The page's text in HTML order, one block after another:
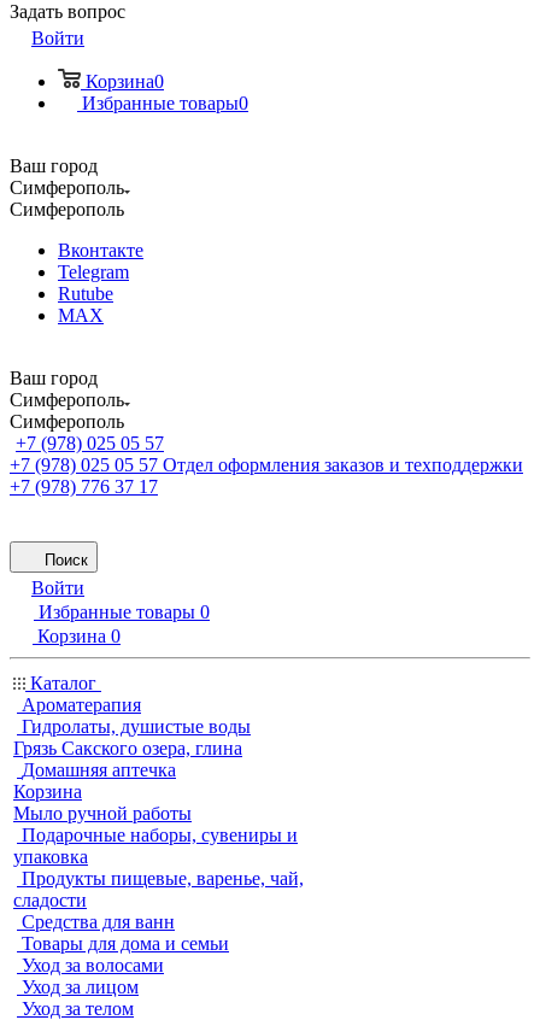
Задать вопрос
Войти
Корзина0
Избранные товары0
Ваш город
Симферополь
Симферополь
Вконтакте
Telegram
Rutube
MAX
Ваш город
Симферополь
Симферополь
+7 (978) 025 05 57
+7 (978) 025 05 57 Отдел оформления заказов и техподдержки
+7 (978) 776 37 17
Поиск
Войти
Избранные товары 0
Корзина 0
Каталог
Ароматерапия
Гидролаты, душистые воды
Грязь Сакского озера, глина
Домашняя аптечка
Корзина
Мыло ручной работы
Подарочные наборы, сувениры и
упаковка
Продукты пищевые, варенье, чай,
сладости
Средства для ванн
Товары для дома и семьи
Уход за волосами
Уход за лицом
Уход за телом